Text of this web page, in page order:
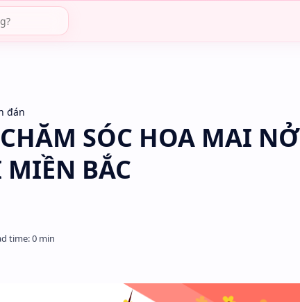
đán
SÓC HOA MAI NỞ
BẮC